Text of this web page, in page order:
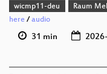
wicmp11-deu Raum
here /audio
31 min